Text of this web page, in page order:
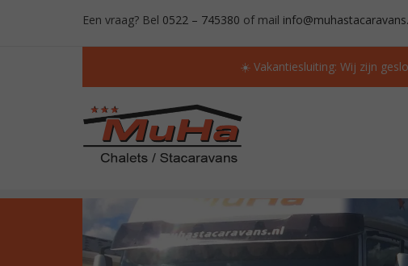
Een vraag? Bel 0522 – 745380 of mail
☀️ Vakantiesluiting: Wij zijn